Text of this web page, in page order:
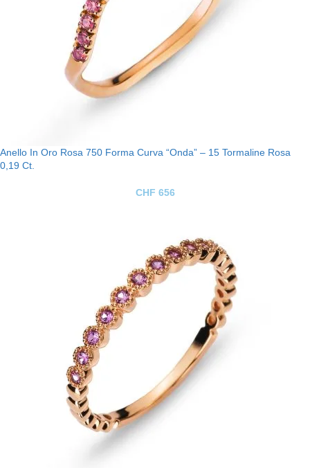
Anello In Oro Rosa 750 Forma Curva “Onda” – 15 Tormaline Rosa
0,19 Ct.
CHF 656